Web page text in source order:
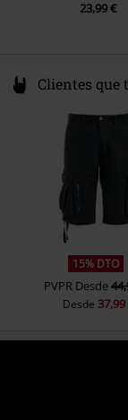
23,99 €
Clientes que
15% DTO
PVPR Desde
Desde 37,99